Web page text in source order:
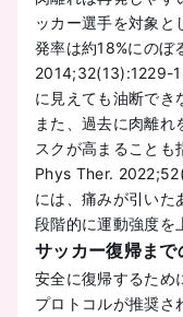
ッカー選手を対象と
発率は約18%にの
2014;32(13):1229-
に見えても油断でき
また、過去に肉離れ
スクが高まること
Phys Ther.
には、痛みが引いた
段階的に運動強度を
サッカー復帰ま
安全に復帰するため
プロトコルが推奨